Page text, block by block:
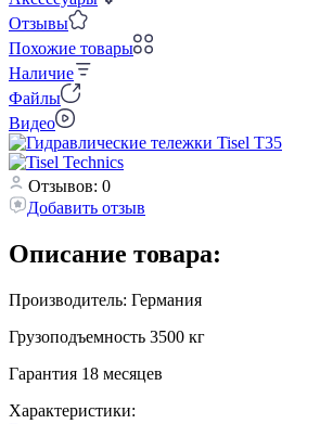
Отзывы
Похожие товары
Наличие
Файлы
Видео
Отзывов: 0
Добавить отзыв
Описание товара:
Производитель: Германия
Грузоподъемность 3500 кг
Гарантия 18 месяцев
Характеристики: